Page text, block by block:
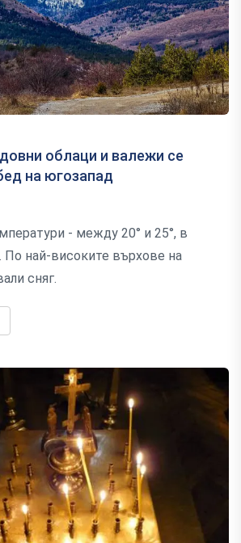
облаци и валежи се
на югозапад
- между 20° и 25°, в
По най-високите върхове на
сняг.